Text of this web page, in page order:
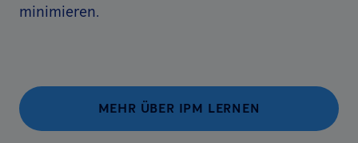
minimieren.
MEHR ÜBER IPM LERNEN